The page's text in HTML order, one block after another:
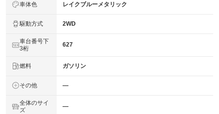
車体色 レイクブルーメタリック
駆動方式 2WD
車台番号下
3桁
627
燃料 ガソリン
その他 ―
全体のサイ
ズ
―